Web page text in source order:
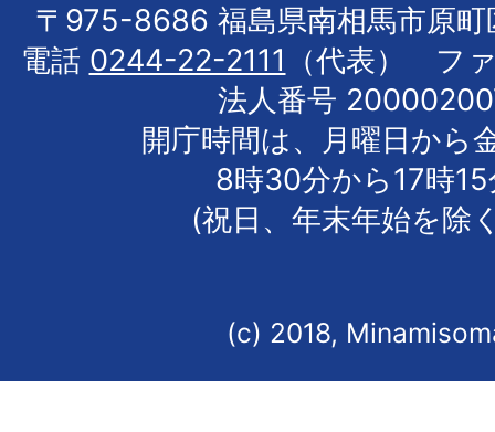
〒975-8686 福島県南相馬市原町
電話 0244-22-2111
（代表） フ
法人番号
開庁時間は、月曜日から
8時30分から17時
(祝日、年末年始を除
(c) 2018,